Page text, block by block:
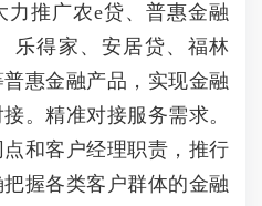
力推广农e贷、普惠金融
乐得家、安居贷、福林
惠金融产品，实现金融
。精准对接服务需求。
和客户经理职责，推行
握各类客户群体的金融